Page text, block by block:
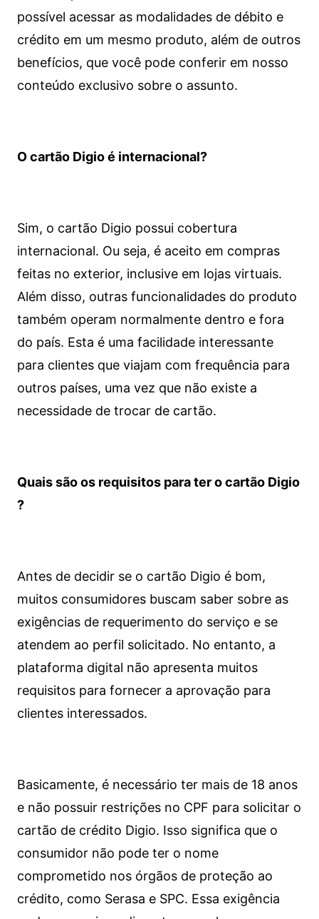
possível acessar as modalidades de débito e
crédito em um mesmo produto, além de outros
benefícios, que você pode conferir em nosso
conteúdo exclusivo sobre o assunto.
O cartão Digio é internacional?
Sim, o cartão Digio possui cobertura
internacional. Ou seja, é aceito em compras
feitas no exterior, inclusive em lojas virtuais.
Além disso, outras funcionalidades do produto
também operam normalmente dentro e fora
do país. Esta é uma facilidade interessante
para clientes que viajam com frequência para
outros países, uma vez que não existe a
necessidade de trocar de cartão.
Quais são os requisitos para ter o cartão Digio
?
Antes de decidir se o cartão Digio é bom,
muitos consumidores buscam saber sobre as
exigências de requerimento do serviço e se
atendem ao perfil solicitado. No entanto, a
plataforma digital não apresenta muitos
requisitos para fornecer a aprovação para
clientes interessados.
Basicamente, é necessário ter mais de 18 anos
e não possuir restrições no CPF para solicitar o
cartão de crédito Digio. Isso significa que o
consumidor não pode ter o nome
comprometido nos órgãos de proteção ao
crédito, como Serasa e SPC. Essa exigência